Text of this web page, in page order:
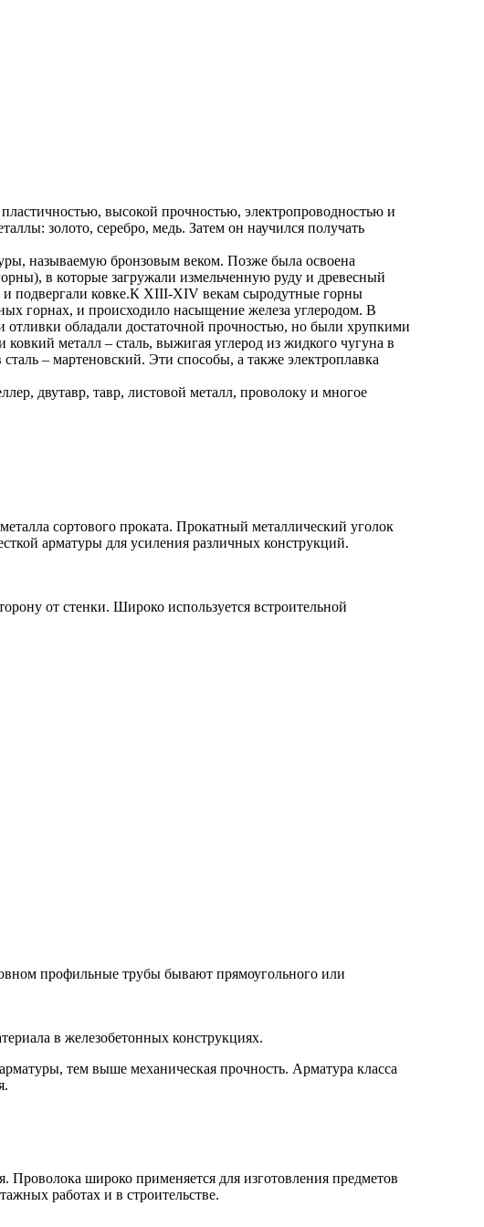
высокой прочностью, электропроводностью и
золото, серебро, медь. Затем он научился получать
называемую бронзовым веком. Позже была освоена
в которые загружали измельченную руду и древесный
и подвергали ковке.К XIII-XIV векам сыродутные горны
горнах, и происходило насыщение железа углеродом. В
отливки обладали достаточной прочностью, но были хрупкими
металл – сталь, выжигая углерод из жидкого чугуна в
– мартеновский. Эти способы, а также электроплавка
двутавр, тавр, листовой металл, проволоку и многое
сортового проката. Прокатный металлический уголок
арматуры для усиления различных конструкций.
от стенки. Широко используется встроительной
профильные трубы бывают прямоугольного или
в железобетонных конструкциях.
тем выше механическая прочность. Арматура класса
Проволока широко применяется для изготовления предметов
работах и в строительстве.